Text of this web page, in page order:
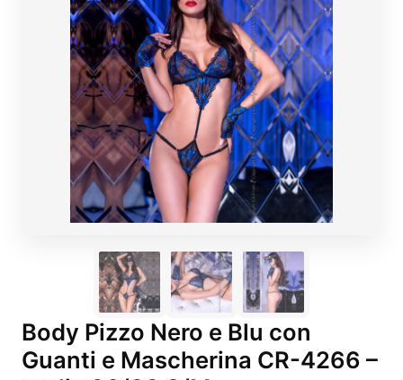
Body Pizzo Nero e Blu con
Guanti e Mascherina CR-4266 –